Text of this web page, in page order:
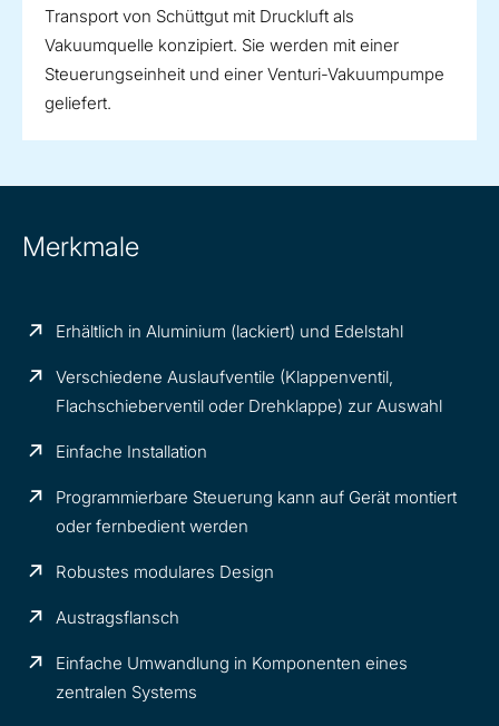
Transport von Schüttgut mit Druckluft als
Vakuumquelle konzipiert. Sie werden mit einer
Steuerungseinheit und einer Venturi-Vakuumpumpe
geliefert.
Merkmale
Erhältlich in Aluminium (lackiert) und Edelstahl
Verschiedene Auslaufventile (Klappenventil,
Flachschieberventil oder Drehklappe) zur Auswahl
Einfache Installation
Programmierbare Steuerung kann auf Gerät montiert
oder fernbedient werden
Robustes modulares Design
Austragsflansch
Einfache Umwandlung in Komponenten eines
zentralen Systems